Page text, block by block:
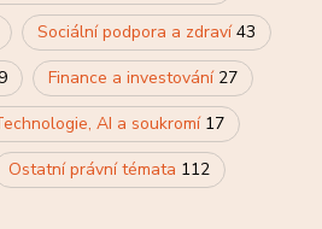
Sociální podpora a zdraví43
Finance a investování 27
AI a soukromí 17
Ostatní právní témata 112